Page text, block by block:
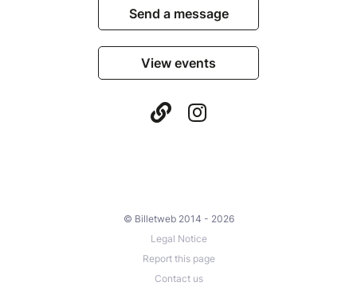
Send a message
View events
© Billetweb 2014 - 2026
Legal Notice
Report this page
Contact us